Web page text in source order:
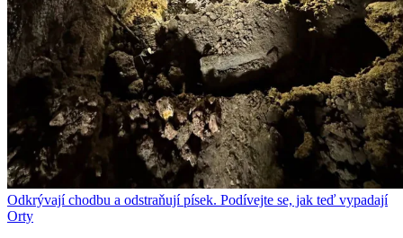
Odkrývají chodbu a odstraňují písek. Podívejte se, jak teď vypadají
Orty